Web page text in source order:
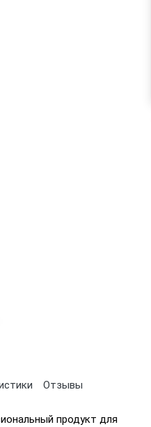
Отзывы
продукт для